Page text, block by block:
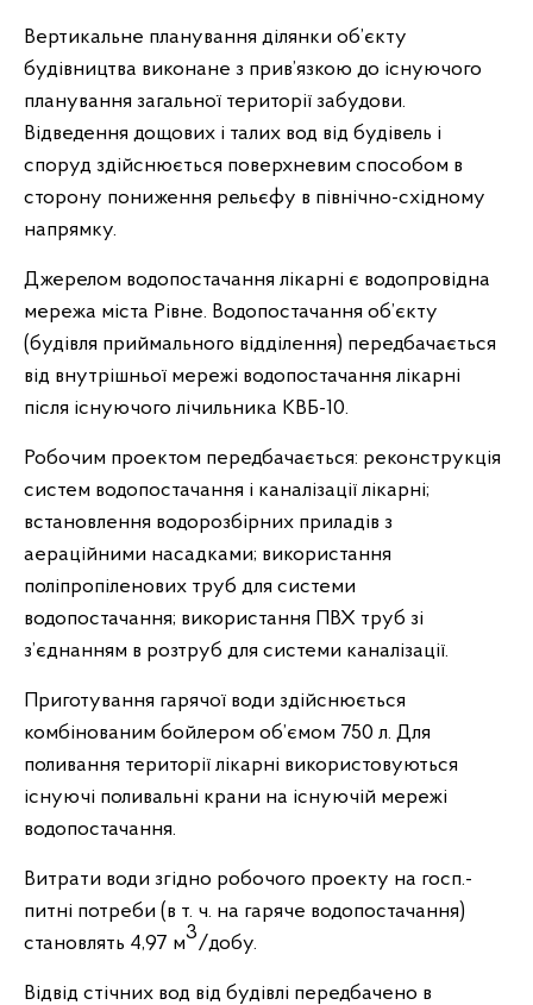
Вертикальне планування ділянки об’єкту
будівництва виконане з прив’язкою до існуючого
планування загальної території забудови.
Відведення дощових і талих вод від будівель і
споруд здійснюється поверхневим способом в
сторону пониження рельєфу в північно-східному
напрямку.
Джерелом водопостачання лікарні є водопровідна
мережа міста Рівне. Водопостачання об’єкту
(будівля приймального відділення) передбачається
від внутрішньої мережі водопостачання лікарні
після існуючого лічильника КВБ-10.
Робочим проектом передбачається: реконструкція
систем водопостачання і каналізації лікарні;
встановлення водорозбірних приладів з
аераційними насадками; використання
поліпропіленових труб для системи
водопостачання; використання ПВХ труб зі
з’єднанням в розтруб для системи каналізації.
Приготування гарячої води здійснюється
комбінованим бойлером об’ємом 750 л. Для
поливання території лікарні використовуються
існуючі поливальні крани на існуючій мережі
водопостачання.
Витрати води згідно робочого проекту на госп.-
питні потреби (в т. ч. на гаряче водопостачання)
становлять 4,97 м3/добу.
Відвід стічних вод від будівлі передбачено в